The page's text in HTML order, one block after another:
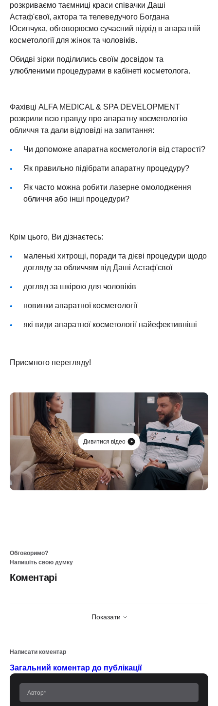
розкриваємо таємниці краси співачки Даші
Астаф'євої, актора та телеведучого Богдана
Юсипчука, обговорюємо сучасний підхід в апаратній
косметології для жінок та чоловіків.
Обидві зірки поділились своїм досвідом та
улюбленими процедурами в кабінеті косметолога.
Фахівці ALFA MEDICAL & SPA DEVELOPMENT
розкрили всю правду про апаратну косметологію
обличчя та дали відповіді на запитання:
Чи допоможе апаратна косметологія від старості?
Як правильно підібрати апаратну процедуру?
Як часто можна робити лазерне омолодження
обличчя або інші процедури?
Крім цього, Ви дізнаєтесь:
маленькі хитрощі, поради та дієві процедури щодо
догляду за обличчям від Даші Астаф'євої
догляд за шкірою для чоловіків
новинки апаратної косметології
які види апаратної косметології найефективніші
Приємного перегляду!
Дивитися відео
Обговоримо?
Напишіть свою думку
Коментарі
Показати
Написати коментар
Загальний коментар до публікації